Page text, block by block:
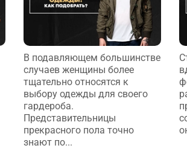
В подавляющем большинстве
случаев женщины более
тщательно относятся к
выбору одежды для своего
гардероба.
Представительницы
прекрасного пола точно
знают по...